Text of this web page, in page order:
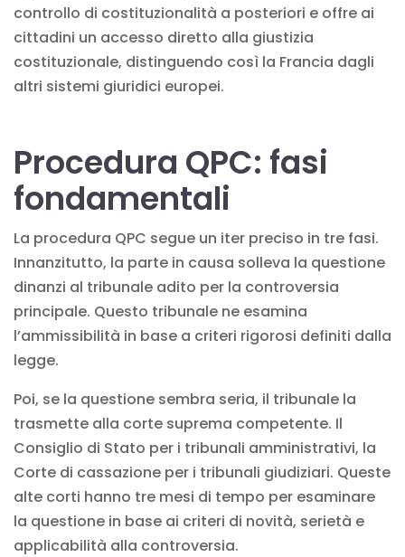
controllo di costituzionalità a posteriori e offre ai
cittadini un accesso diretto alla giustizia
costituzionale, distinguendo così la Francia dagli
altri sistemi giuridici europei.
Procedura QPC: fasi
fondamentali
La procedura QPC segue un iter preciso in tre fasi.
Innanzitutto, la parte in causa solleva la questione
dinanzi al tribunale adito per la controversia
principale. Questo tribunale ne esamina
l’ammissibilità in base a criteri rigorosi definiti dalla
legge.
Poi, se la questione sembra seria, il tribunale la
trasmette alla corte suprema competente. Il
Consiglio di Stato per i tribunali amministrativi, la
Corte di cassazione per i tribunali giudiziari. Queste
alte corti hanno tre mesi di tempo per esaminare
la questione in base ai criteri di novità, serietà e
applicabilità alla controversia.